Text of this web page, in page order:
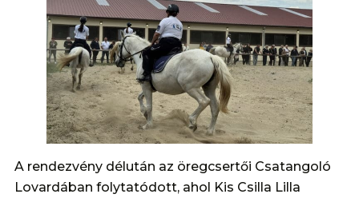
A rendezvény délután az öregcsertői Csatangoló
Lovardában folytatódott, ahol Kis Csilla Lilla